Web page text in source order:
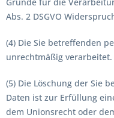
Abs. 2 DSGVO
(4) Die Sie betreffenden
unrechtmäßig verarbeitet.
(5) Die Löschung der Sie
Daten ist zur Erfüllung
dem Unionsrecht oder